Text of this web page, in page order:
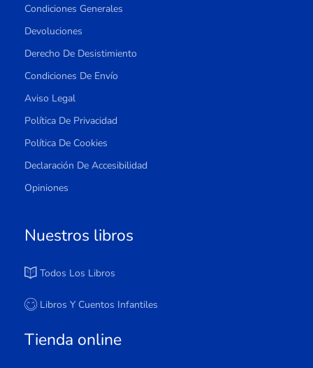
Condiciones Generales
Devoluciones
Derecho De Desistimiento
Condiciones De Envío
Aviso Legal
Política De Privacidad
Política De Cookies
Declaración De Accesibilidad
Opiniones
Nuestros libros
Todos Los Libros
Libros Y Cuentos Infantiles
Tienda online